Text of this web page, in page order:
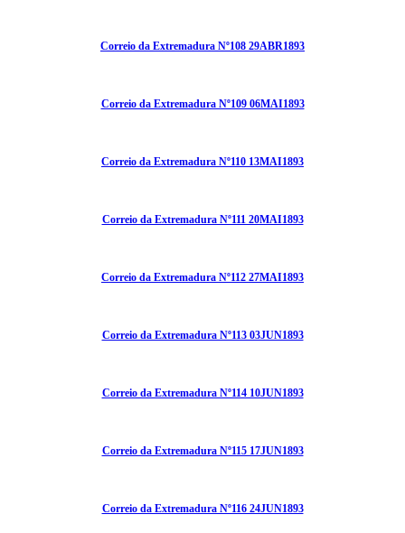
Correio da Extremadura Nº108 29ABR1893
Correio da Extremadura Nº109 06MAI1893
Correio da Extremadura Nº110 13MAI1893
Correio da Extremadura Nº111 20MAI1893
Correio da Extremadura Nº112 27MAI1893
Correio da Extremadura Nº113 03JUN1893
Correio da Extremadura Nº114 10JUN1893
Correio da Extremadura Nº115 17JUN1893
Correio da Extremadura Nº116 24JUN1893